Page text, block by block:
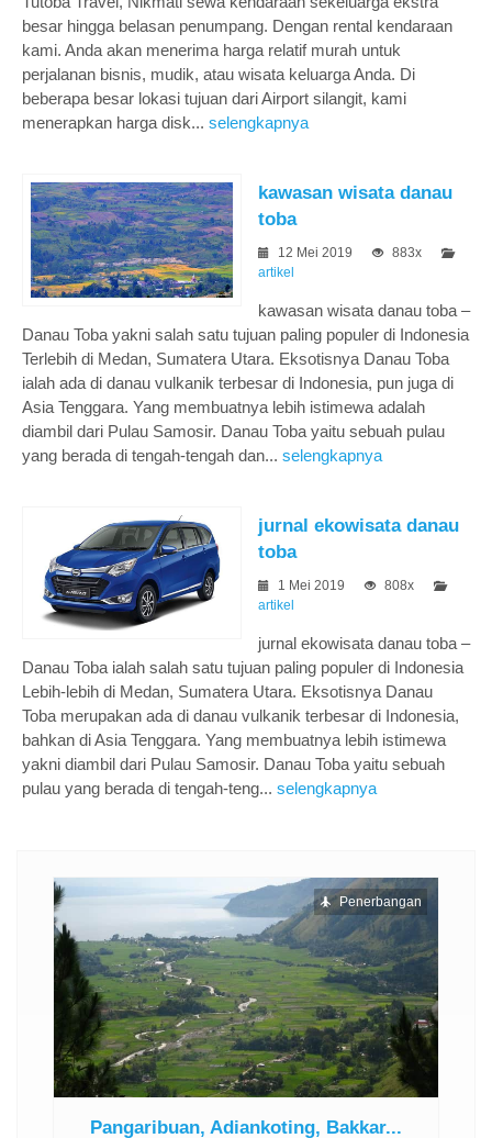
besar hingga belasan penumpang. Dengan rental kendaraan
kami. Anda akan menerima harga relatif murah untuk
perjalanan bisnis, mudik, atau wisata keluarga Anda. Di
beberapa besar lokasi tujuan dari Airport silangit, kami
menerapkan harga disk... selengkapnya
kawasan wisata danau
toba
12 Mei 2019
883x
artikel
kawasan wisata danau toba –
Danau Toba yakni salah satu tujuan paling populer di Indonesia
Terlebih di Medan, Sumatera Utara. Eksotisnya Danau Toba
ialah ada di danau vulkanik terbesar di Indonesia, pun juga di
Asia Tenggara. Yang membuatnya lebih istimewa adalah
diambil dari Pulau Samosir. Danau Toba yaitu sebuah pulau
yang berada di tengah-tengah dan... selengkapnya
jurnal ekowisata danau
toba
1 Mei 2019
808x
artikel
jurnal ekowisata danau toba –
Danau Toba ialah salah satu tujuan paling populer di Indonesia
Lebih-lebih di Medan, Sumatera Utara. Eksotisnya Danau
Toba merupakan ada di danau vulkanik terbesar di Indonesia,
bahkan di Asia Tenggara. Yang membuatnya lebih istimewa
yakni diambil dari Pulau Samosir. Danau Toba yaitu sebuah
pulau yang berada di tengah-teng... selengkapnya
Pangaribuan, Adiankoting, Bakkar...
Penerbangan